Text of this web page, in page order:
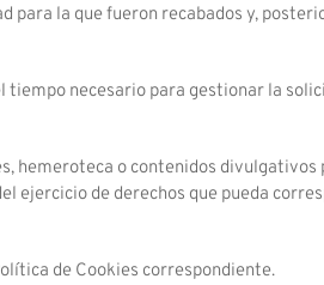
la que fueron recabados y,
necesario para gestionar la
o contenidos
de derechos que pueda
de Cookies correspondiente.